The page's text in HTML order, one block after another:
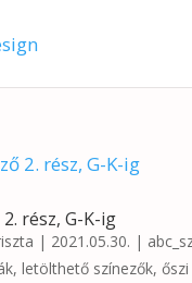
rész, G-K-ig
| 2021.05.30. |
, letölthető színezők,